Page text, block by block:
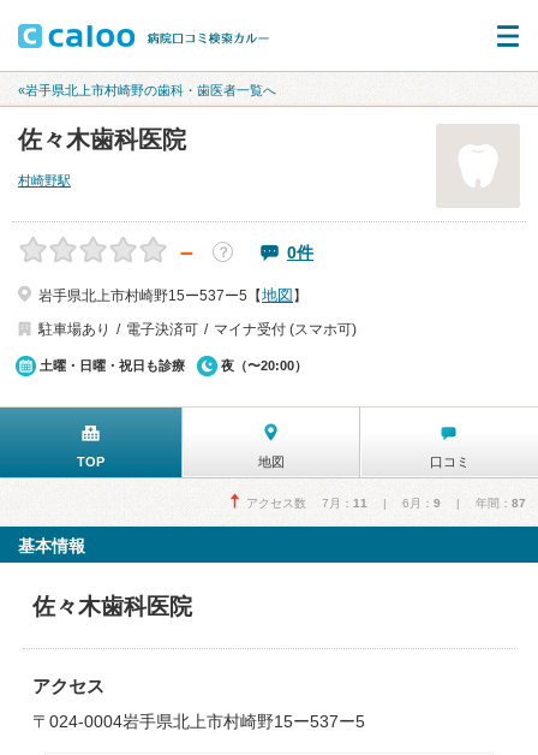
«岩手県北上市村崎野の歯科・歯医者一覧へ
佐々木歯科医院
村崎野駅
－ ？ 0件
岩手県北上市村崎野15ー537ー5【地図 】
駐車場あり
電子決済可 マイナ受付 (スマホ可)
土曜・日曜・祝日も診療 夜（〜20:00）
TOP 地図 口コミ
アクセス数 7月： 11 | 6月： 9 | 年間： 87
基本情報
佐々木歯科医院
アクセス
〒024-0004岩手県北上市村崎野15ー537ー5